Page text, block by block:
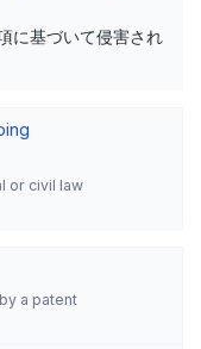
に基づいて侵害され
or civil law
a patent